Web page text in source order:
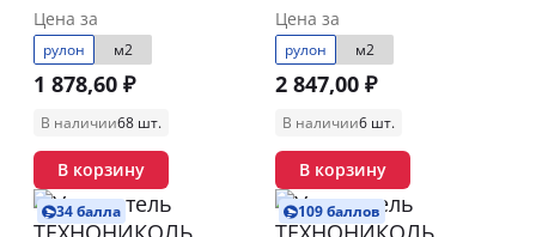
Цена за
рулон м2
1 878,60 ₽
В наличии68 шт.
В корзину
Цена за
рулон м2
2 847,00 ₽
В наличии6 шт.
В корзину
34 балла 109 баллов